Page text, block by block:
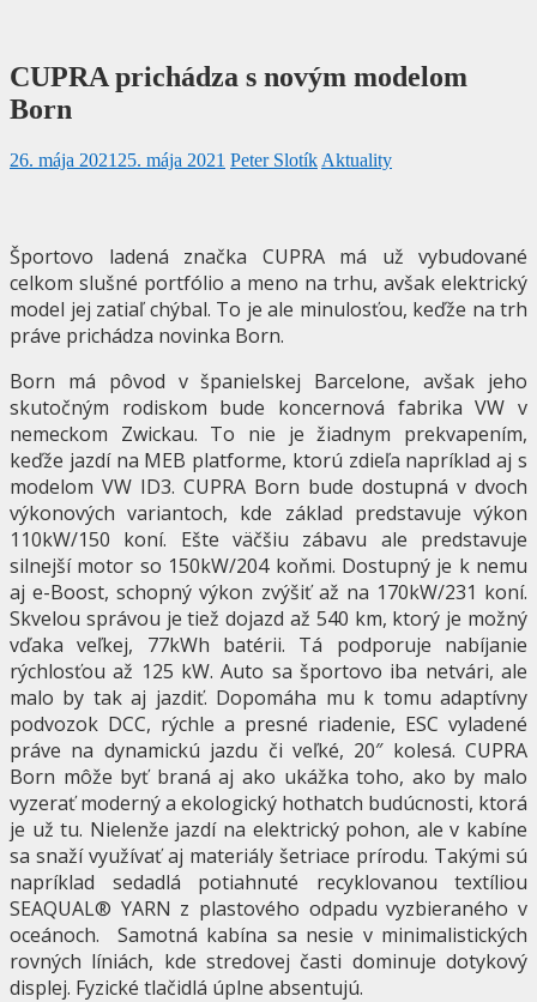
CUPRA prichádza s novým modelom
Born
26. mája 2021 25. mája 2021 Peter Slotík Aktuality
Športovo ladená značka CUPRA má už vybudované
celkom slušné portfólio a meno na trhu, avšak elektrický
model jej zatiaľ chýbal. To je ale minulosťou, keďže na trh
práve prichádza novinka Born.
Born má pôvod v španielskej Barcelone, avšak jeho
skutočným rodiskom bude koncernová fabrika VW v
nemeckom Zwickau. To nie je žiadnym prekvapením,
keďže jazdí na MEB platforme, ktorú zdieľa napríklad aj s
modelom VW ID3. CUPRA Born bude dostupná v dvoch
výkonových variantoch, kde základ predstavuje výkon
110kW/150 koní. Ešte väčšiu zábavu ale predstavuje
silnejší motor so 150kW/204 koňmi. Dostupný je k nemu
aj e-Boost, schopný výkon zvýšiť až na 170kW/231 koní.
Skvelou správou je tiež dojazd až 540 km, ktorý je možný
vďaka veľkej, 77kWh batérii. Tá podporuje nabíjanie
rýchlosťou až 125 kW. Auto sa športovo iba netvári, ale
malo by tak aj jazdiť. Dopomáha mu k tomu adaptívny
podvozok DCC, rýchle a presné riadenie, ESC vyladené
práve na dynamickú jazdu či veľké, 20″ kolesá. CUPRA
Born môže byť braná aj ako ukážka toho, ako by malo
vyzerať moderný a ekologický hothatch budúcnosti, ktorá
je už tu. Nielenže jazdí na elektrický pohon, ale v kabíne
sa snaží využívať aj materiály šetriace prírodu. Takými sú
napríklad sedadlá potiahnuté recyklovanou textíliou
SEAQUAL® YARN z plastového odpadu vyzbieraného v
oceánoch. Samotná kabína sa nesie v minimalistických
rovných líniách, kde stredovej časti dominuje dotykový
displej. Fyzické tlačidlá úplne absentujú.